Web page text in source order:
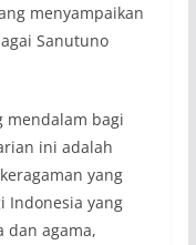
menyampaikan
Sanutuno
mendalam bagi
ini adalah
yang
Indonesia yang
dan agama,